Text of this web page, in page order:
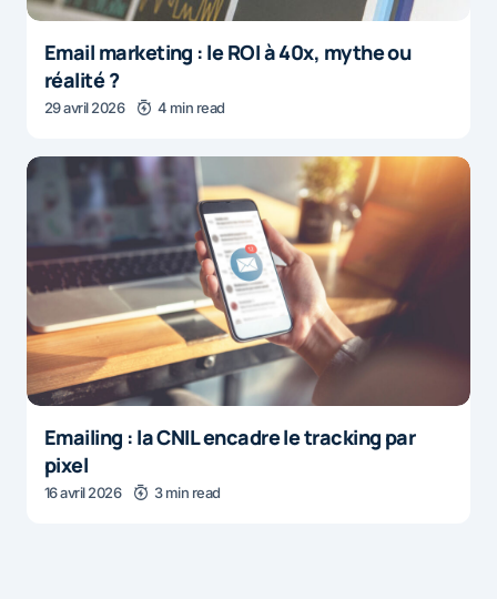
Email marketing : le ROI à 40x, mythe ou
réalité ?
29 avril 2026 4 min read
Emailing : la CNIL encadre le tracking par
pixel
16 avril 2026 3 min read